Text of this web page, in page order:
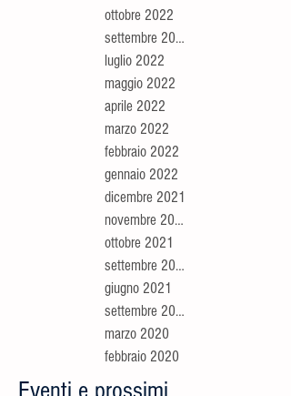
ottobre 2022
settembre 2022
luglio 2022
maggio 2022
aprile 2022
marzo 2022
febbraio 2022
gennaio 2022
dicembre 2021
novembre 2021
ottobre 2021
settembre 2021
giugno 2021
settembre 2020
marzo 2020
febbraio 2020